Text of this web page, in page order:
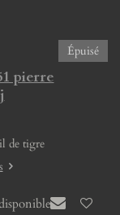
Épuisé
pierre
de tigre